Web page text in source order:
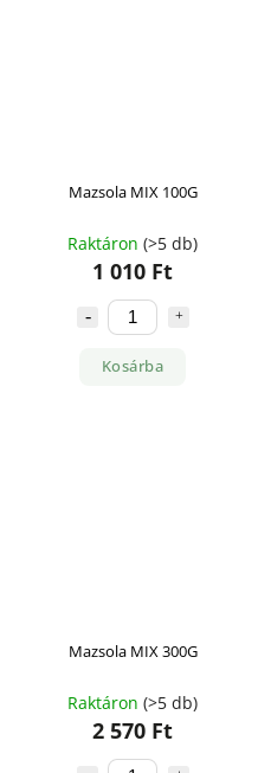
Mazsola MIX 100G
Raktáron (>5 db)
1 010 Ft
Kosárba
Mazsola MIX 300G
Raktáron (>5 db)
2 570 Ft